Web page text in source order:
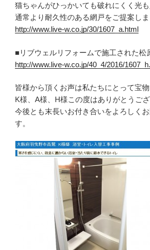
猫ちゃんがひっかいても破れにくく光
通常より耐久性のある網戸をご提案しま
http://www.live-w.co.jp/30/1607_a.html
■リブウェルリフォームで施工された松
http://www.live-w.co.jp/40_4/2016/
皆様から頂くお声は私たちにとって宝物
K様、A様、H様この度はありがとうござ
今後とも末長いお付き合いをよろしく
す。